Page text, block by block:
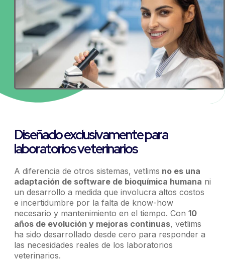
Diseñado exclusivamente para
laboratorios veterinarios
A diferencia de otros sistemas, vetlims no es una
adaptación de software de bioquímica humana ni
un desarrollo a medida que involucra altos costos
e incertidumbre por la falta de know-how
necesario y mantenimiento en el tiempo. Con 10
años de evolución y mejoras continuas, vetlims
ha sido desarrollado desde cero para responder a
las necesidades reales de los laboratorios
veterinarios.